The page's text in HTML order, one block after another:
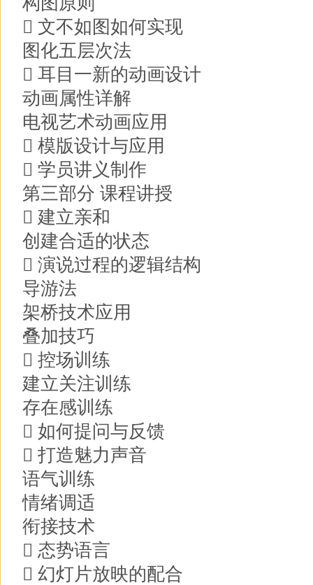
 文不如图如何实现
图化五层次法
 耳目一新的动画设计
动画属性详解
电视艺术动画应用
 模版设计与应用
 学员讲义制作
第三部分 课程讲授
 建立亲和
创建合适的状态
 演说过程的逻辑结构
导游法
架桥技术应用
叠加技巧
 控场训练
建立关注训练
存在感训练
 如何提问与反馈
 打造魅力声音
语气训练
情绪调适
衔接技术
 态势语言
 幻灯片放映的配合